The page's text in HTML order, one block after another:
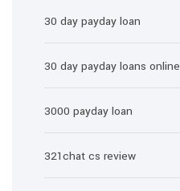
30 day payday loan
30 day payday loans online
3000 payday loan
321chat cs review